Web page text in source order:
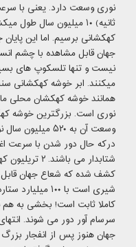
ثانیه) ۱۰ میلیون سال
کهکشانی برسیم. اما این
جهان قابل مشاهده با چشم
نیست و تنها تلسکوپ های
نوری است. بزرگترین خوشه
وسعت آن به ۵۲۰
درکه حال دور شدن با سرعت
شتابدار می
کشف شده که شعاع جهان قابل
شیری است با
کاملا ثابت است! بخشی به هم
سرسام آور دور می شوند.
جهان هنوز پس از انفجار